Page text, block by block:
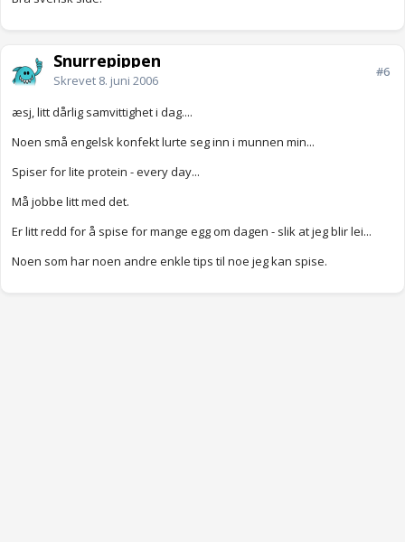
Snurrepippen
Skrevet 8. juni 2006
#6
æsj, litt dårlig samvittighet i dag....
Noen små engelsk konfekt lurte seg inn i munnen min...
Spiser for lite protein - every day...
Må jobbe litt med det.
Er litt redd for å spise for mange egg om dagen - slik at jeg blir lei...
Noen som har noen andre enkle tips til noe jeg kan spise.